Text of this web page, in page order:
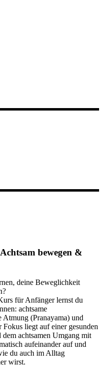
bewegen &
deine Beweglichkeit
für Anfänger lernst du
achtsame
Atmung (Pranayama) und
liegt auf einer gesunden
achtsamen Umgang mit
aufeinander auf und
du auch im Alltag
wirst.